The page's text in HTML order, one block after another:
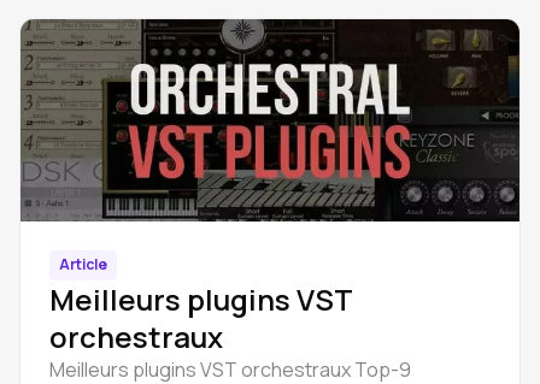
Article
Meilleurs plugins VST
orchestraux
Meilleurs plugins VST orchestraux Top-9